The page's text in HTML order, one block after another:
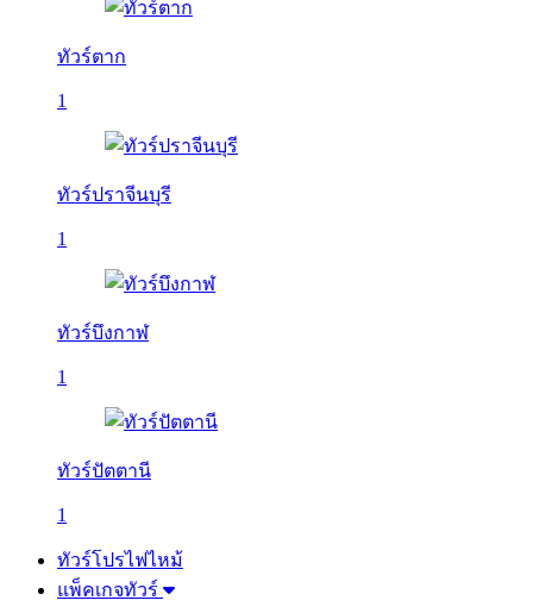
ทัวร์ตาก
1
ทัวร์ปราจีนบุรี
1
ทัวร์บึงกาฬ
1
ทัวร์ปัตตานี
1
ทัวร์โปรไฟไหม้
แพ็คเกจทัวร์